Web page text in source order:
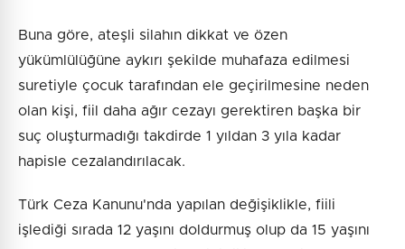
Buna göre, ateşli silahın dikkat ve özen
yükümlülüğüne aykırı şekilde muhafaza edilmesi
suretiyle çocuk tarafından ele geçirilmesine neden
olan kişi, fiil daha ağır cezayı gerektiren başka bir
suç oluşturmadığı takdirde 1 yıldan 3 yıla kadar
hapisle cezalandırılacak.
Türk Ceza Kanunu'nda yapılan değişiklikle, fiili
işlediği sırada 12 yaşını doldurmuş olup da 15 yaşını